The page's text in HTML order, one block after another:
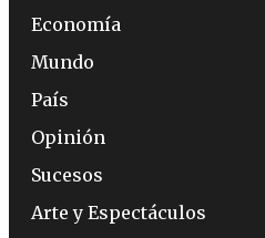
Economía
Mundo
País
Opinión
Sucesos
Arte y Espectáculos